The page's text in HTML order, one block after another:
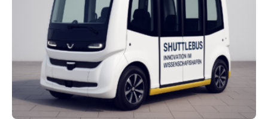
Hannover gGmbH anhand von
Materialflusssimulationen, ob die dezentrale Steuerung
effizienter ist als die zentrale Steuerung. Dafür sucht
das IPH noch Unternehmen, die Interesse daran haben,
am realen Beispiel ihrer Fabrik…